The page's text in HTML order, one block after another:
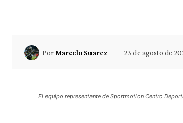
Por Marcelo Suarez 23 de agosto de
El equipo representante de Sportmotion Centro